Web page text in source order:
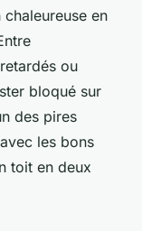
en
ou
bloqué sur
des pires
les bons
toit en deux